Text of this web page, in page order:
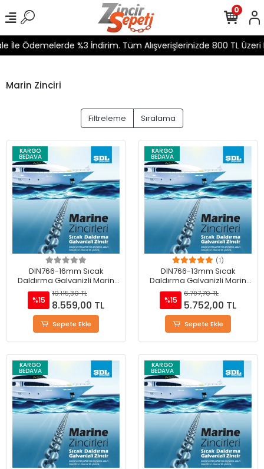
İle Ödemelerde %3 İndirim. Tüm Alışverişlerinizde 800 TL Üzeri
0
Marin Zinciri
Filtreleme Sıralama
KARGO
BEDAVA
DIN766-16mm Sıcak
Daldırma Galvanizli Marin
Zinciri
%15
10.115,30 TL
8.559,00 TL
Sepete Ekle
KARGO
BEDAVA
(1)
DIN766-13mm Sıcak
Daldırma Galvanizli Marin
Zinciri
%15
6.797,70 TL
5.752,00 TL
Sepete Ekle
KARGO
BEDAVA
KARGO
BEDAVA